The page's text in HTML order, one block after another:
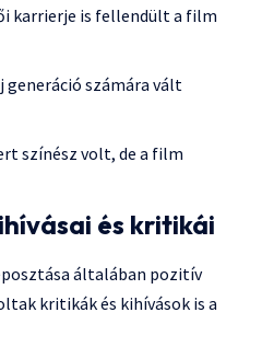
karrierje is fellendült a film
generáció számára vált
színész volt, de a film
és kritikái
általában pozitív
kritikák és kihívások is a